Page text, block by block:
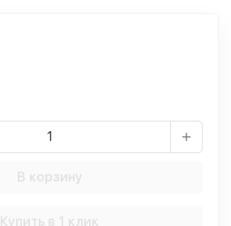
В корзину
Купить в 1 клик